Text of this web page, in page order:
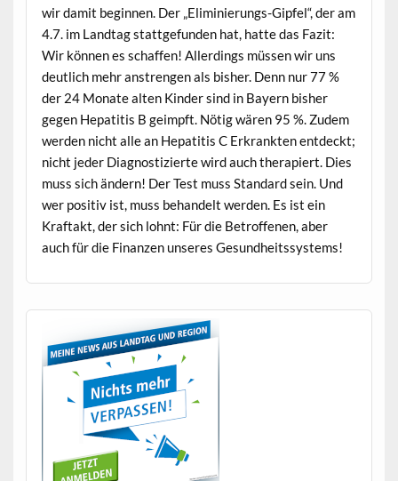
wir damit begin­nen. Der „Eli­m­inierungs-Gipfel“, der am
4.7. im Land­tag stattge­fun­den hat, hat­te das Faz­it:
Wir kön­nen es schaf­fen! Allerd­ings müssen wir uns
deut­lich mehr anstren­gen als bish­er. Denn nur 77 %
der 24 Monate alten Kinder sind in Bay­ern bish­er
gegen Hepati­tis B geimpft. Nötig wären 95 %. Zudem
wer­den nicht alle an Hepati­tis C Erkrank­ten ent­deckt;
nicht jed­er Diag­nos­tizierte wird auch ther­a­piert. Dies
muss sich ändern! Der Test muss Stan­dard sein. Und
wer pos­i­tiv ist, muss behan­delt wer­den. Es ist ein
Kraftakt, der sich lohnt: Für die Betrof­fe­nen, aber
auch für die Finanzen unseres Gesundheitssystems!